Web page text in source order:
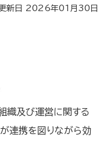
新日 2026年01月30日
織及び運営に関する
連携を図りながら効